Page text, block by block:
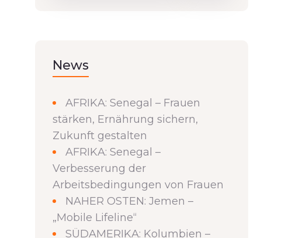
News
AFRIKA: Senegal – Frauen
stärken, Ernährung sichern,
Zukunft gestalten
AFRIKA: Senegal –
Verbesserung der
Arbeitsbedingungen von Frauen
NAHER OSTEN: Jemen –
„Mobile Lifeline“
SÜDAMERIKA: Kolumbien –